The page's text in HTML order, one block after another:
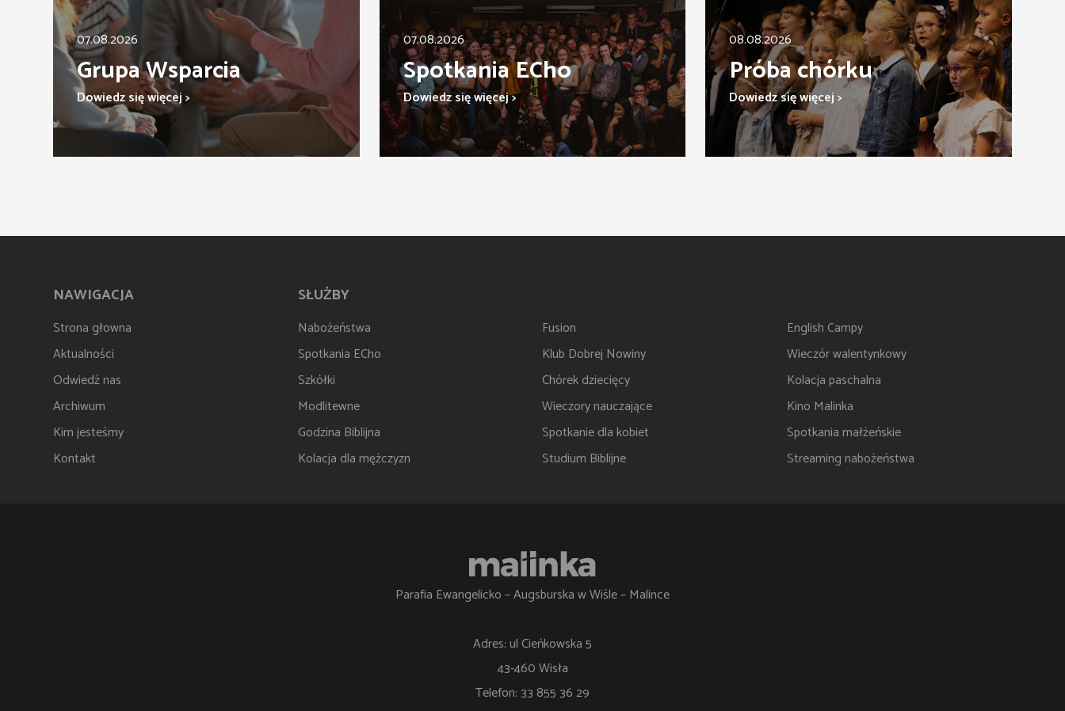
07.08.2026
Grupa Wsparcia
Dowiedz się więcej >
07.08.2026
Spotkania ECho
Dowiedz się więcej >
08.08.2026
Próba chórku
Dowiedz się więcej >
NAWIGACJA
Strona głowna
Aktualności
Odwiedź nas
Archiwum
Kim jesteśmy
Kontakt
SŁUŻBY
Nabożeństwa
Spotkania ECho
Szkółki
Modlitewne
Godzina Biblijna
Kolacja dla mężczyzn
Fusion
Klub Dobrej Nowiny
Chórek dziecięcy
Wieczory nauczające
Spotkanie dla kobiet
Studium Biblijne
English Campy
Wieczór walentynkowy
Kolacja paschalna
Kino Malinka
Spotkania małżeńskie
Streaming nabożeństwa
Parafia Ewangelicko – Augsburska w Wiśle – Malince
Adres: ul Cieńkowska 5
43-460 Wisła
Telefon: 33 855 36 29